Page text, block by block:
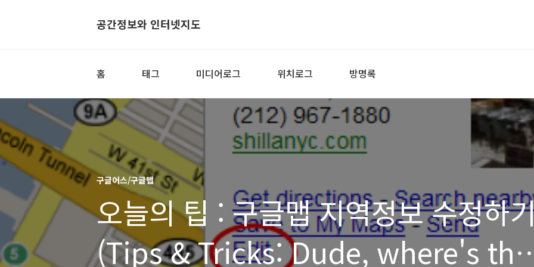
공간정보와 인터넷지도
홈 태그 미디어로그 위치로그 방명록
구글어스/구글맵
오늘의 팁 : 구글맵 지역정보 수정하
(Tips & Tricks: Dude, where's the